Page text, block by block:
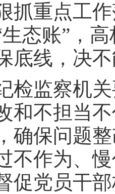
抓重点工
生态账”，
底线，决
监察机关
和不担当
确保问题
不作为、
促党员干